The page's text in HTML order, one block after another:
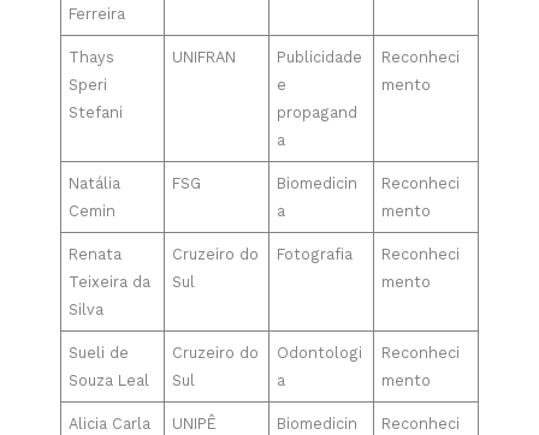
Ferreira
Thays
Speri
Stefani
UNIFRAN
Publicidade
e
propagand
a
Reconheci
mento
Natália
Cemin
FSG
Biomedicin
a
Reconheci
mento
Renata
Teixeira da
Silva
Cruzeiro do
Sul
Fotografia
Reconheci
mento
Sueli de
Souza Leal
Cruzeiro do
Sul
Odontologi
a
Reconheci
mento
Alicia Carla
UNIPÊ
Biomedicin
Reconheci